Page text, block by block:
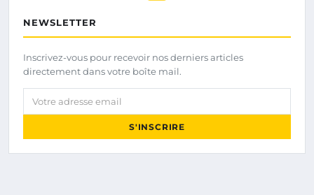
NEWSLETTER
Inscrivez-vous pour recevoir nos derniers articles
directement dans votre boîte mail.
Votre adresse email
S'INSCRIRE